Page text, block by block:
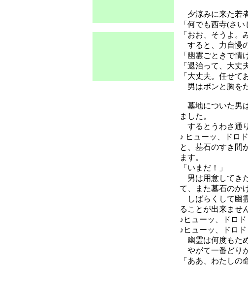
夕涼みに来た若
「何でも西寺(さ
「おお、そうよ。
すると、力自慢
「幽霊ごときで情
「退治って、大丈
「大丈夫。任せて
男はポンと胸を
墓地についた男
ました。
するとうわさ通
♪ ヒューッ、ドロ
と、墓石のすき間
ます。
「いまだ！」
男は用意してき
て、また墓石のか
しばらくして幽
ることが出来ません
♪ヒューッ、ドロ
♪ヒューッ、ドロ
幽霊は何度もた
やがて一番どり
「ああ、わたしの